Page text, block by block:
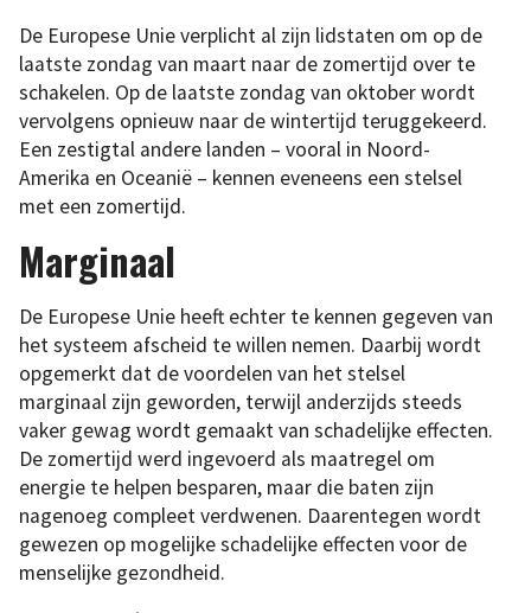
De Europese Unie verplicht al zijn lidstaten om op de
laatste zondag van maart naar de zomertijd over te
schakelen. Op de laatste zondag van oktober wordt
vervolgens opnieuw naar de wintertijd teruggekeerd.
Een zestigtal andere landen – vooral in Noord-
Amerika en Oceanië – kennen eveneens een stelsel
met een zomertijd.
Marginaal
De Europese Unie heeft echter te kennen gegeven van
het systeem afscheid te willen nemen. Daarbij wordt
opgemerkt dat de voordelen van het stelsel
marginaal zijn geworden, terwijl anderzijds steeds
vaker gewag wordt gemaakt van schadelijke effecten.
De zomertijd werd ingevoerd als maatregel om
energie te helpen besparen, maar die baten zijn
nagenoeg compleet verdwenen. Daarentegen wordt
gewezen op mogelijke schadelijke effecten voor de
menselijke gezondheid.